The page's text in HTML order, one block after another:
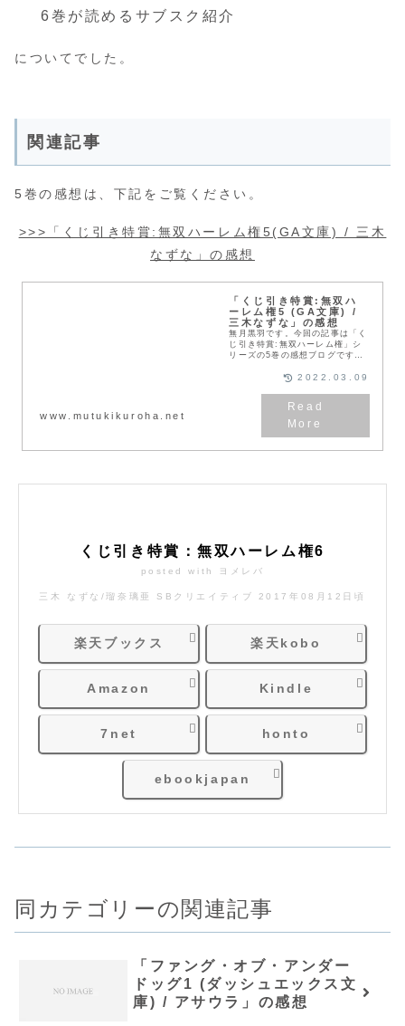
6巻が読めるサブスク紹介
についてでした。
関連記事
5巻の感想は、下記をご覧ください。
>>>「くじ引き特賞:無双ハーレム権5(GA文庫) / 三木
なずな」の感想
「くじ引き特賞:無双ハ
ーレム権5 (GA文庫) /
三木なずな」の感想
無月黒羽です。今回の記事は「く
じ引き特賞:無双ハーレム権」シ
リーズの5巻の感想ブログです。
賞:無双ハーレム権」シリーズの5
www.mutukikuroha.net
2022.03.09
くじ引き特賞：無双ハーレム権6
posted with ヨメレバ
三木 なずな/瑠奈璃亜 SBクリエイティブ 2017年08月12日頃
楽天ブックス 楽天kobo
Amazon Kindle
7net honto
ebookjapan
同カテゴリーの関連記事
「ファング・オブ・アンダー
ドッグ1 (ダッシュエックス文
庫) / アサウラ」の感想